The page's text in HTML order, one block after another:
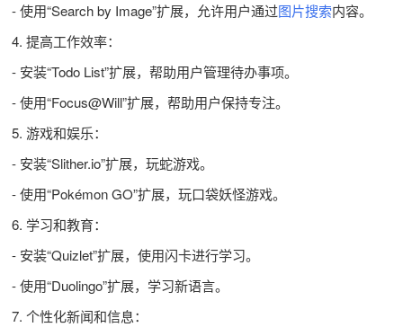
- 使用“Search by Image”扩展，允许用户通过图片搜索内容。
4. 提高工作效率：
- 安装“Todo List”扩展，帮助用户管理待办事项。
- 使用“Focus@Will”扩展，帮助用户保持专注。
5. 游戏和娱乐：
- 安装“Slither.io”扩展，玩蛇游戏。
- 使用“Pokémon GO”扩展，玩口袋妖怪游戏。
6. 学习和教育：
- 安装“Quizlet”扩展，使用闪卡进行学习。
- 使用“Duolingo”扩展，学习新语言。
7. 个性化新闻和信息：